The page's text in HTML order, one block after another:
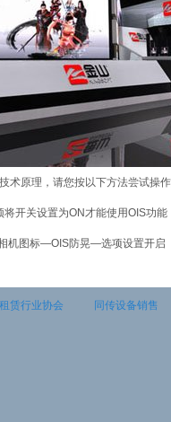
术原理，请您按以下方法尝试操作
开关设置为ON才能使用OIS功能
机图标—OIS防晃—选项设置开启
赁行业协会 同传设备销售